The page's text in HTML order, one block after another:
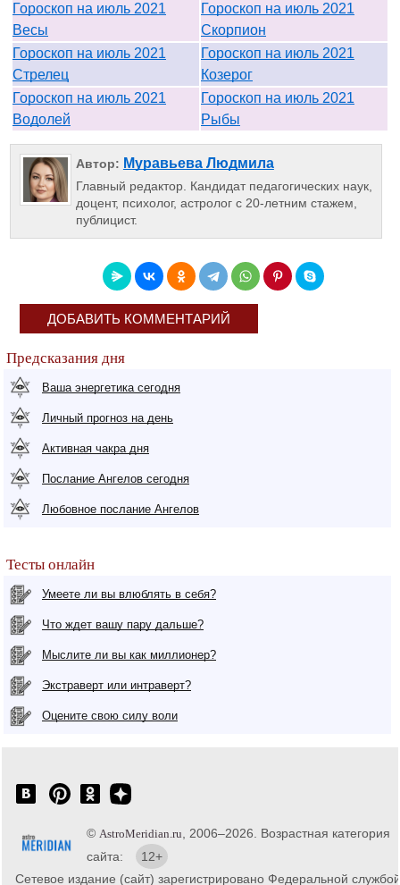
Гороскоп на июль 2021
Весы
Гороскоп на июль 2021
Скорпион
Гороскоп на июль 2021
Стрелец
Гороскоп на июль 2021
Козерог
Гороскоп на июль 2021
Водолей
Гороскоп на июль 2021
Рыбы
Автор: Муравьева Людмила
Главный редактор. Кандидат педагогических наук,
доцент, психолог, астролог с 20-летним стажем,
публицист.
ДОБАВИТЬ КОММЕНТАРИЙ
Предсказания дня
Ваша энергетика сегодня
Личный прогноз на день
Активная чакра дня
Послание Ангелов сегодня
Любовное послание Ангелов
Тесты онлайн
Умеете ли вы влюблять в себя?
Что ждет вашу пару дальше?
Мыслите ли вы как миллионер?
Экстраверт или интраверт?
Оцените свою силу воли
© AstroMeridian.ru , 2006–2026. Возрастная категория
сайта:
12+
Сетевое издание (сайт) зарегистрировано Федеральной службой